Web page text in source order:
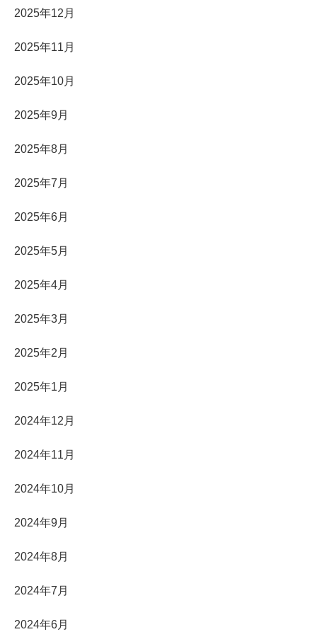
2025年12月
2025年11月
2025年10月
2025年9月
2025年8月
2025年7月
2025年6月
2025年5月
2025年4月
2025年3月
2025年2月
2025年1月
2024年12月
2024年11月
2024年10月
2024年9月
2024年8月
2024年7月
2024年6月